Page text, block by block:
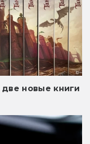
новые книги